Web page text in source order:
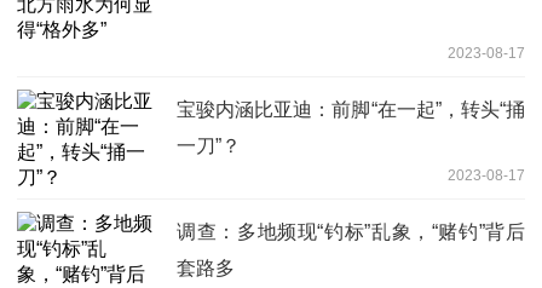
2023-08-17
宝骏内涵比亚迪：前脚“在一起”，转头“捅
一刀”？
2023-08-17
调查：多地频现“钓标”乱象，“赌钓”背后
套路多